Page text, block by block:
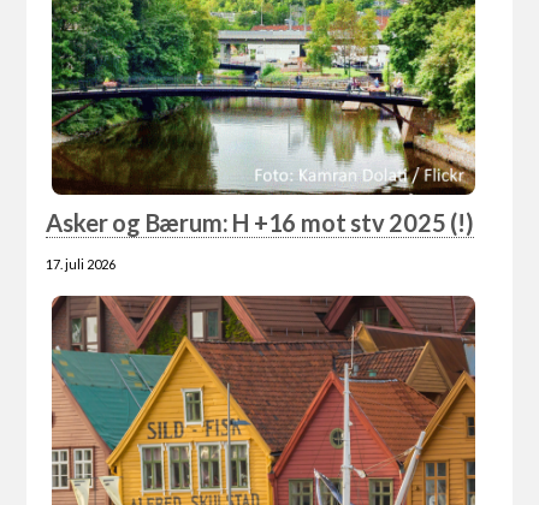
Asker og Bærum: H +16 mot stv 2025 (!)
17. juli 2026